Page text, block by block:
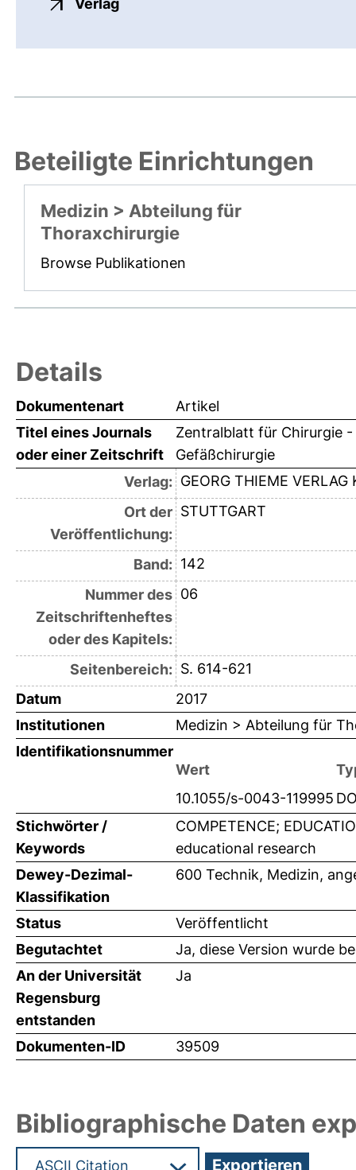
Verlag
Beteiligte Einrichtungen
Medizin > Abteilung für
Thoraxchirurgie
Browse Publikationen
Details
Dokumentenart
Artikel
Titel eines Journals
oder einer Zeitschrift
Zentralblatt für Chirurgie
Gefäßchirurgie
Verlag: GEORG THIEME VERLAG
Ort der
Veröffentlichung:
STUTTGART
Band: 142
Nummer des
Zeitschriftenheftes
oder des Kapitels:
06
Seitenbereich: S. 614-621
Datum
2017
Institutionen
Medizin > Abteilung für
Identifikationsnummer
Wert
10.1055/s-0043-119995
Stichwörter /
Keywords
COMPETENCE;
educational research
Dewey-Dezimal-
Klassifikation
600 Technik, Medizin,
Status
Veröffentlicht
Begutachtet
Ja, diese Version wurde
An der Universität
Regensburg
entstanden
Ja
Dokumenten-ID 39509
Bibliographische Daten